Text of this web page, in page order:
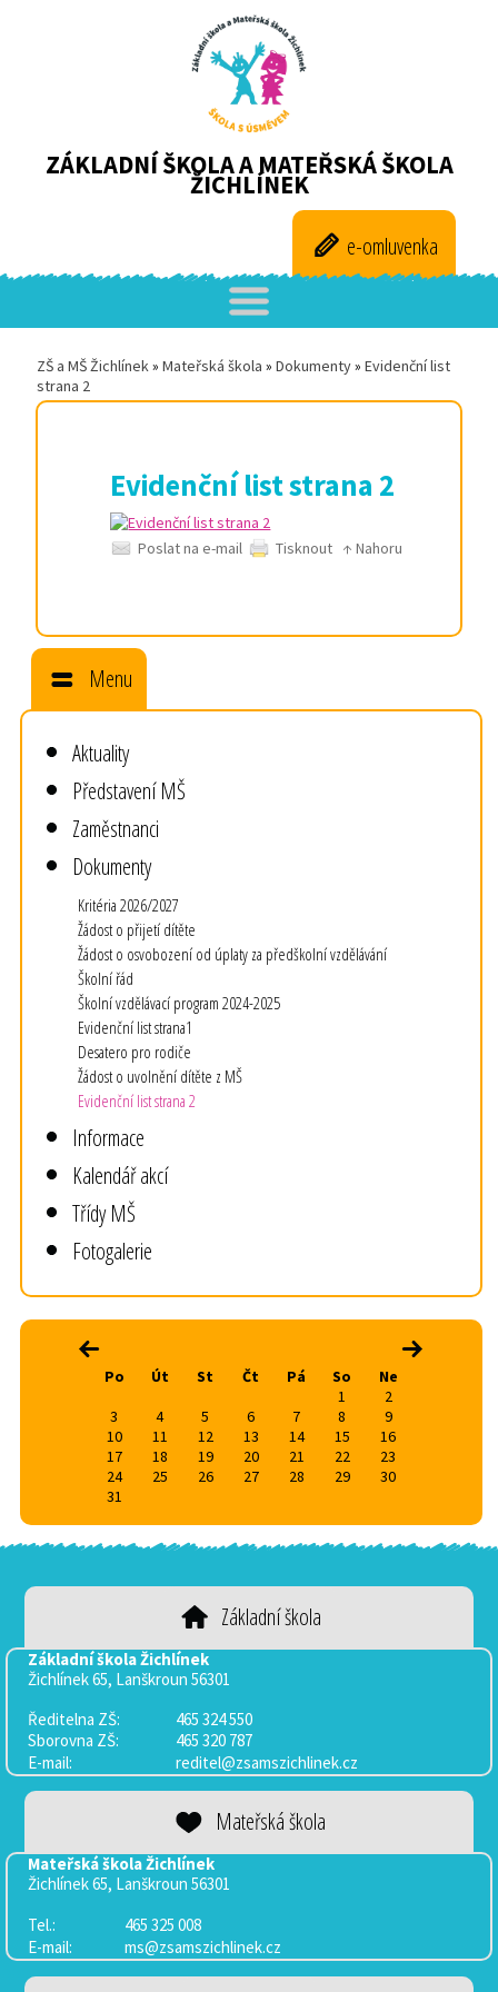
ZÁKLADNÍ ŠKOLA A MATEŘSKÁ ŠKOLA
ŽICHLÍNEK
e-omluvenka
ZŠ a MŠ Žichlínek» Mateřská škola » Dokumenty» Evidenční list
strana 2
Evidenční list strana 2
Poslat na e-mail Tisknout ↑ Nahoru
Menu
Aktuality
Představení MŠ
Zaměstnanci
Dokumenty
Kritéria 2026/2027
Žádost o přijetí dítěte
Žádost o osvobození od úplaty za předškolní vzdělávání
Školní řád
Školní vzdělávací program 2024-2025
Evidenční list strana1
Desatero pro rodiče
Žádost o uvolnění dítěte z MŠ
Evidenční list strana 2
Informace
Kalendář akcí
Třídy MŠ
Fotogalerie
‹ ›
Po Út St Čt Pá So
Ne
1
2
3
4 5 6 7 8
9
10
11 12 13 14 15
16
17
18 19 20 21 22
23
24
25 26 27 28 29
30
31
Základní škola
Základní škola Žichlínek
Žichlínek 65, Lanškroun 56301
Ředitelna ZŠ:
465 324 550
Sborovna ZŠ:
465 320 787
E-mail:
reditel@zsamszichlinek.cz
Mateřská škola
Mateřská škola Žichlínek
Žichlínek 65, Lanškroun 56301
Tel.:
465 325 008
E-mail:
ms@zsamszichlinek.cz